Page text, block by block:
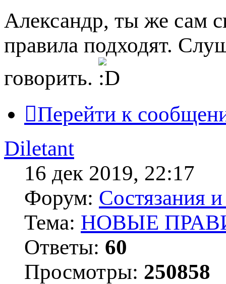
Александр, ты же сам
правила подходят.
говорить.
Перейти к
Diletant
16 дек 2019, 22:17
Форум: Состязания
Тема: НОВЫЕ
Ответы: 60
Просмотры: 250858